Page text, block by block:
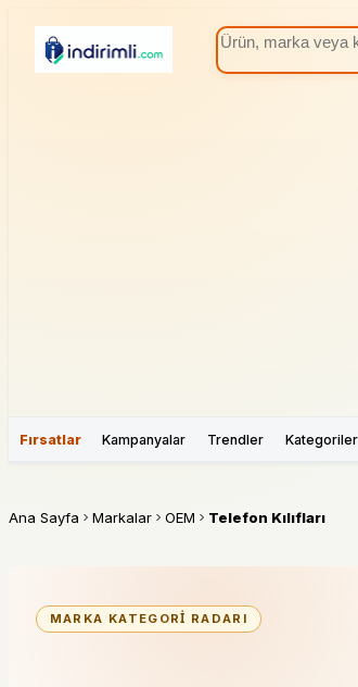
Fırsatlar Kampanyalar Trendler Kategoriler
Ana Sayfa Markalar OEM Telefon Kılıfları
MARKA KATEGORI RADARI